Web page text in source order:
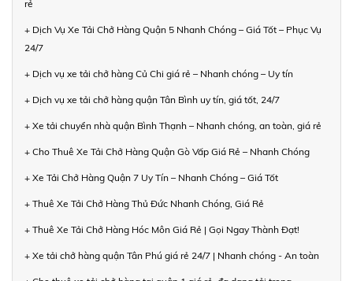
rẻ
+ Dịch Vụ Xe Tải Chở Hàng Quận 5 Nhanh Chóng – Giá Tốt – Phục Vụ
24/7
+ Dịch vụ xe tải chở hàng Củ Chi giá rẻ – Nhanh chóng – Uy tín
+ Dịch vụ xe tải chở hàng quận Tân Bình uy tín, giá tốt, 24/7
+ Xe tải chuyển nhà quận Bình Thạnh – Nhanh chóng, an toàn, giá rẻ
+ Cho Thuê Xe Tải Chở Hàng Quận Gò Vấp Giá Rẻ – Nhanh Chóng
+ Xe Tải Chở Hàng Quận 7 Uy Tín – Nhanh Chóng – Giá Tốt
+ Thuê Xe Tải Chở Hàng Thủ Đức Nhanh Chóng, Giá Rẻ
+ Thuê Xe Tải Chở Hàng Hóc Môn Giá Rẻ | Gọi Ngay Thành Đạt!
+ Xe tải chở hàng quận Tân Phú giá rẻ 24/7 | Nhanh chóng - An toàn